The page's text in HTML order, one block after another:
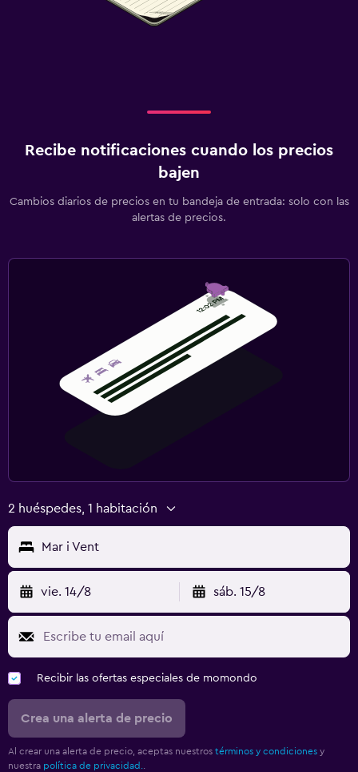
Recibe notificaciones cuando los precios
bajen
Cambios diarios de precios en tu bandeja de entrada: solo con las
alertas de precios.
2 huéspedes, 1 habitación
Mar i Vent
vie. 14/8 sáb. 15/8
Recibir las ofertas especiales de momondo
Crea una alerta de precio
Al crear una alerta de precio, aceptas nuestros términos y condiciones y
nuestra política de privacidad.